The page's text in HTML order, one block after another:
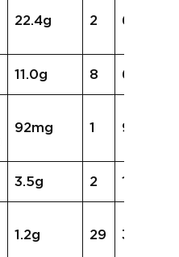
22.4g 2 6.0g
11.0g 8 6.6g
92mg 1 9mg
3.5g 2 1.3g
1.2g 29 39.6g